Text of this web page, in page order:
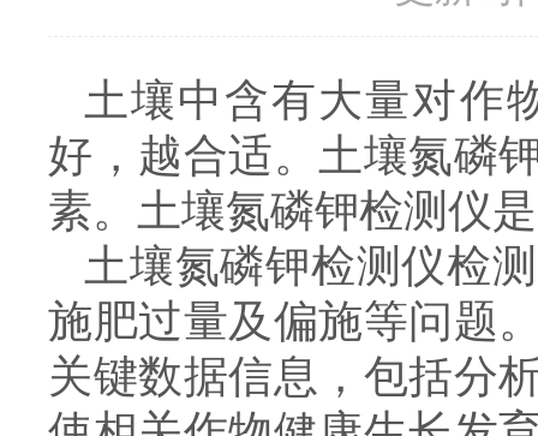
土壤中含有大量对作
好，越合适。土壤氮磷
素。土壤氮磷钾检测仪
土壤氮磷钾检测仪检
施肥过量及偏施等问题
关键数据信息，包括分